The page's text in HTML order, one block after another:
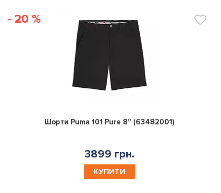
- 20 %
0
Шорти Puma 101 Pure 8" (63482001)
3899 грн.
КУПИТИ